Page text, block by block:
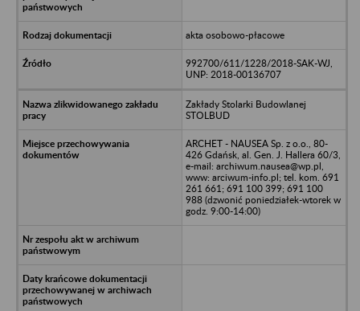
akta osobowo-płacowe
992700/611/1228/2018-SAK-WJ,
UNP: 2018-00136707
Zakłady Stolarki Budowlanej
STOLBUD
ARCHET - NAUSEA Sp. z o.o., 80-
426 Gdańsk, al. Gen. J. Hallera 60/3,
e-mail: archiwum.nausea@wp.pl,
www: arciwum-info.pl; tel. kom. 691
261 661; 691 100 399; 691 100
988 (dzwonić poniedziałek-wtorek w
godz. 9:00-14:00)